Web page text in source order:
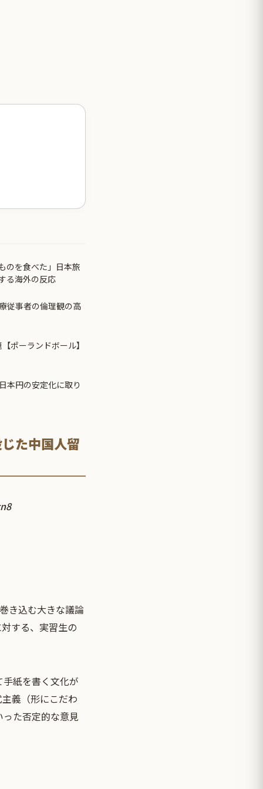
のを食べた」日本旅
る海外の反応
従事者の倫理観の高
ポーランドボール】
本円の安定化に取り
た中国人留
き込む大きな議論
する、実習生の
紙を書く文化が
義（形にこだわ
た否定的な意見